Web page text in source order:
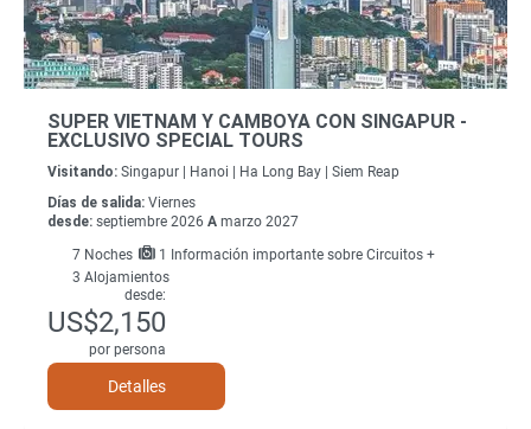
SUPER VIETNAM Y CAMBOYA CON SINGAPUR -
EXCLUSIVO SPECIAL TOURS
Visitando: Singapur | Hanoi | Ha Long Bay | Siem Reap
Días de salida: Viernes
desde: septiembre 2026 A marzo 2027
7 Noches
1 Información importante sobre Circuitos +
3 Alojamientos
desde:
US$2,150
por persona
Detalles